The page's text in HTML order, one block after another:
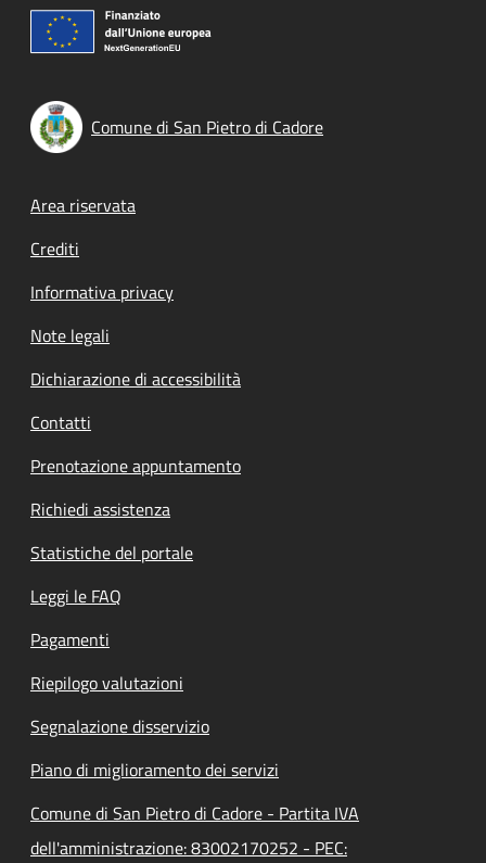
Comune di San Pietro di Cadore
Footer menu
Area riservata
Crediti
Informativa privacy
Note legali
Dichiarazione di accessibilità
Contatti
Prenotazione appuntamento
Richiedi assistenza
Statistiche del portale
Leggi le FAQ
Pagamenti
Riepilogo valutazioni
Segnalazione disservizio
Piano di miglioramento dei servizi
Comune di San Pietro di Cadore - Partita IVA
dell'amministrazione: 83002170252 - PEC: